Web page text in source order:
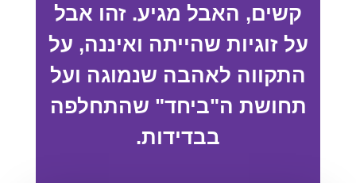
קשים, האבל מגיע. זהו אבל
על זוגיות שהייתה ואיננה, על
התקווה לאהבה שנמוגה ועל
תחושת ה"ביחד" שהתחלפה
בבדידות.